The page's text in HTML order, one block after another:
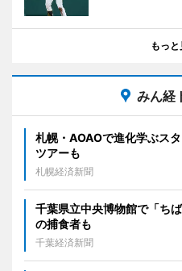
もっと
みん経
札幌・AOAOで進化学ぶス
ツアーも
札幌経済新聞
千葉県立中央博物館で「ち
の捕食者も
千葉経済新聞